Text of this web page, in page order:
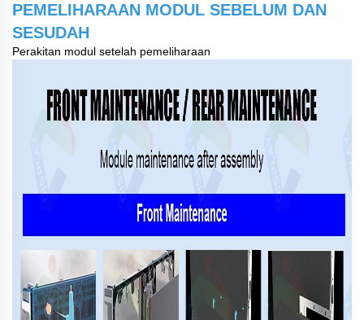
PEMELIHARAAN MODUL SEBELUM DAN
SESUDAH
Perakitan modul setelah pemeliharaan